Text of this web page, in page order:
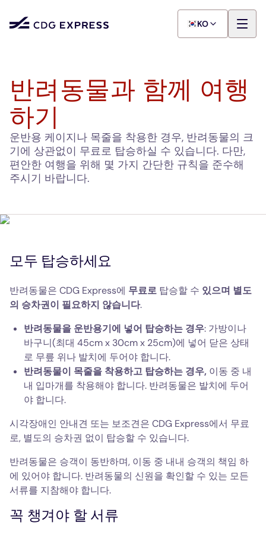
KO
반려동물과 함께 여행
하기
운반용 케이지나 목줄을 착용한 경우, 반려동물의 크
기에 상관없이 무료로 탑승하실 수 있습니다. 다만,
편안한 여행을 위해 몇 가지 간단한 규칙을 준수해
주시기 바랍니다.
모두 탑승하세요
반려동물은 CDG Express에 무료로 탑승할 수 있으며 별도
의 승차권이 필요하지 않습니다.
반려동물을 운반용기에 넣어 탑승하는 경우: 가방이나
바구니(최대 45cm x 30cm x 25cm)에 넣어 닫은 상태
로 무릎 위나 발치에 두어야 합니다.
반려동물이 목줄을 착용하고 탑승하는 경우, 이동 중 내
내 입마개를 착용해야 합니다. 반려동물은 발치에 두어
야 합니다.
시각장애인 안내견 또는 보조견은 CDG Express에서 무료
로, 별도의 승차권 없이 탑승할 수 있습니다.
반려동물은 승객이 동반하며, 이동 중 내내 승객의 책임 하
에 있어야 합니다. 반려동물의 신원을 확인할 수 있는 모든
서류를 지참해야 합니다.
꼭 챙겨야 할 서류